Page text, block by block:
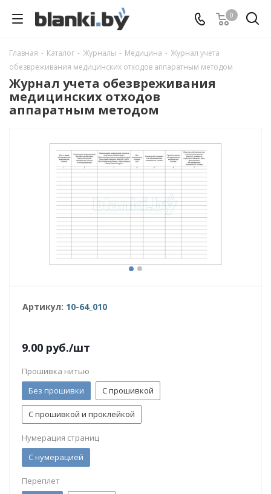
0
Главная - Каталог - Журналы - Медицина - Журнал учета
обезвреживания медицинских отходов аппаратным методом
Журнал учета обезвреживания
медицинских отходов
аппаратным методом
Артикул: 10-64_010
9.00 руб./шт
Прошивка нитью
Без прошивки
С прошивкой
С прошивкой и проклейкой
Нумерация страниц
С нумерацией
Переплет